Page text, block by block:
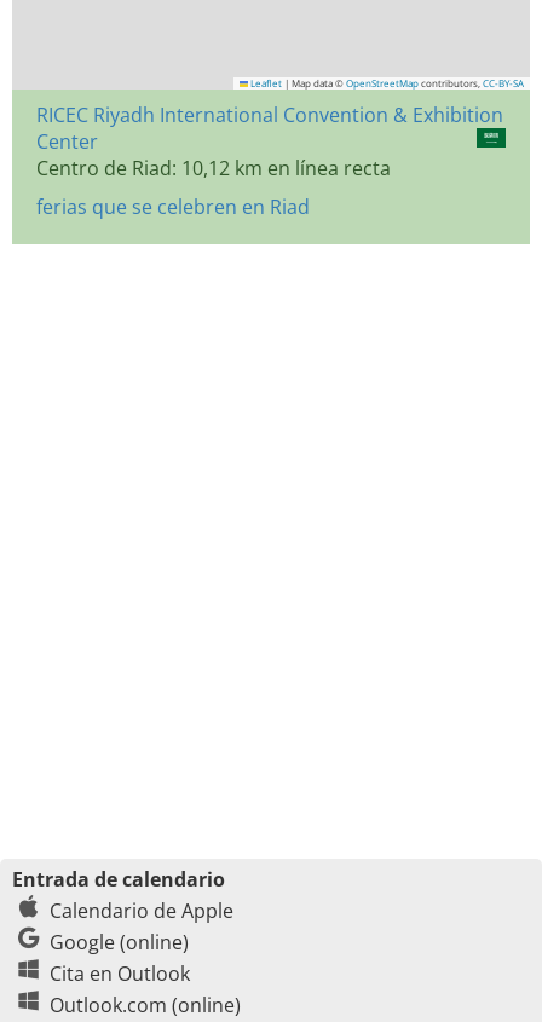
Leaflet | Map data © OpenStreetMap contributors, CC-BY-SA
RICEC Riyadh International Convention & Exhibition
Center
Centro de Riad: 10,12 km en línea recta
ferias que se celebren en Riad
Entrada de calendario
Calendario de Apple
Google (online)
Cita en Outlook
Outlook.com (online)